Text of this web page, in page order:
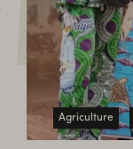
Agriculture